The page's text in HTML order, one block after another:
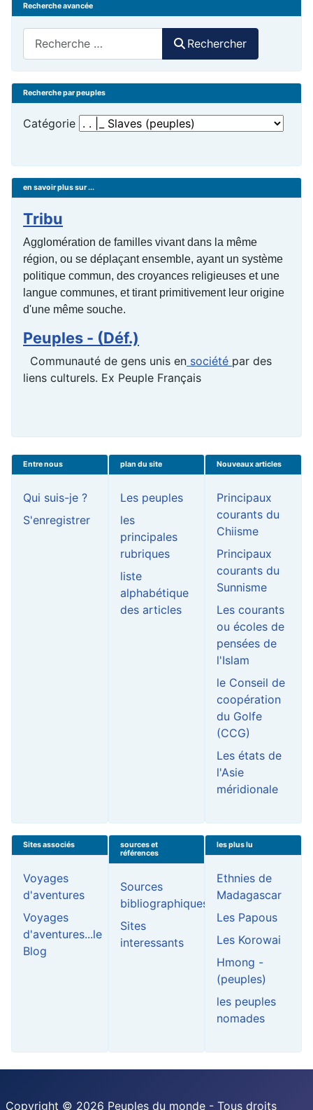
Recherche avancée
Rechercher
Recherche par peuples
Catégorie
en savoir plus sur ...
Tribu
Agglomération de familles vivant dans la même
région, ou se déplaçant ensemble, ayant un système
politique commun, des croyances religieuses et une
langue communes, et tirant primitivement leur origine
d'une même souche.
Peuples - (Déf.)
Communauté de gens unis en société par des
liens culturels. Ex Peuple Français
Entre nous
Qui suis-je ?
S'enregistrer
plan du site
Les peuples
les
principales
rubriques
liste
alphabétique
des articles
Nouveaux articles
Principaux
courants du
Chiisme
Principaux
courants du
Sunnisme
Les courants
ou écoles de
pensées de
l'Islam
le Conseil de
coopération
du Golfe
(CCG)
Les états de
l'Asie
méridionale
Sites associés
Voyages
d'aventures
Voyages
d'aventures...le
Blog
sources et
références
Sources
bibliographiques
Sites
interessants
les plus lu
Ethnies de
Madagascar
Les Papous
Les Korowai
Hmong -
(peuples)
les peuples
nomades
Copyright © 2026 Peuples du monde - Tous droits